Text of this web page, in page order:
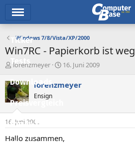
Ticker
Tests
Downloads
Preisvergleich
Forum
Aktuelles
Windows 7/8/Vista/XP/2000
Win7RC - Papierkorb ist weg
E
s
t
e
e
r
lorenzmeyer
E
s
t
m
16. Juni 2009
lorenzmeyer
Ensign
16. Juni 2009
Hallo zusammen,